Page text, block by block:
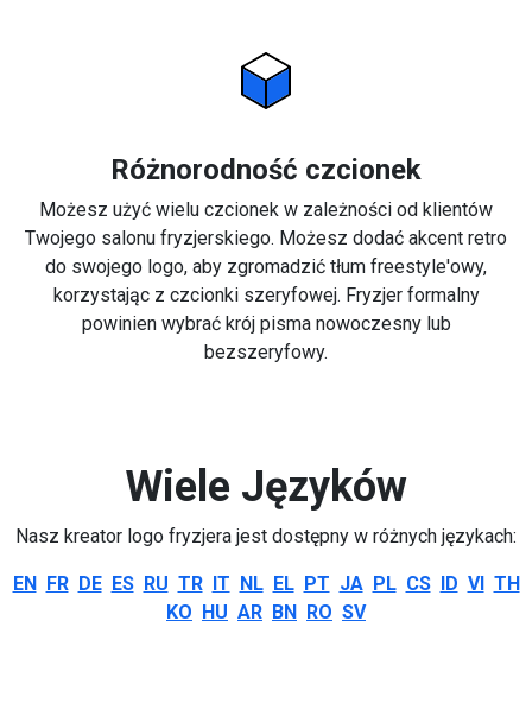
Różnorodność czcionek
Możesz użyć wielu czcionek w zależności od klientów
Twojego salonu fryzjerskiego. Możesz dodać akcent retro
do swojego logo, aby zgromadzić tłum freestyle'owy,
korzystając z czcionki szeryfowej. Fryzjer formalny
powinien wybrać krój pisma nowoczesny lub
bezszeryfowy.
Wiele Języków
Nasz kreator logo fryzjera jest dostępny w różnych językach:
EN FR DE ES RU TR IT NL EL PT JA PL CS ID VI TH
KO HU AR BN RO SV